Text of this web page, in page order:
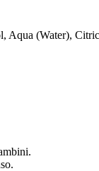
Aqua (Water),